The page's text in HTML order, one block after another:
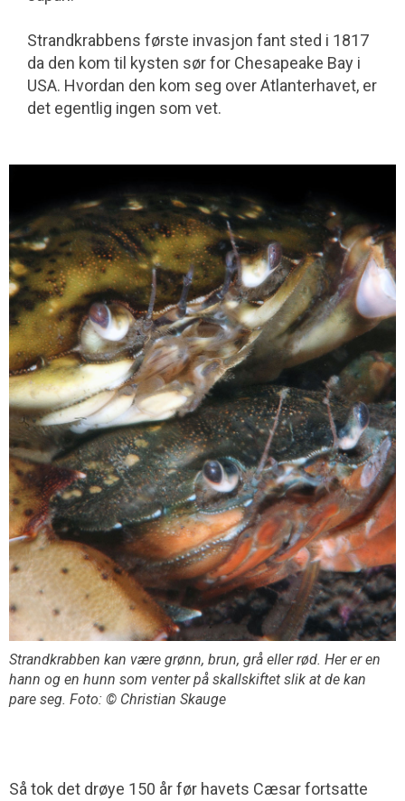
Strandkrabbens første invasjon fant sted i 1817
da den kom til kysten sør for Chesa­peake Bay i
USA. Hvordan den kom seg over Atlanterhavet, er
det egentlig ingen som vet.
Strandkrabben kan være grønn, brun, grå eller rød. Her er en
hann og en hunn som venter på skallskiftet slik at de kan
pare seg. Foto: © Christian Skauge
Så tok det drøye 150 år før havets Cæsar fortsatte